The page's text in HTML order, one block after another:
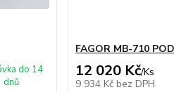
do 14
dnů
FAGOR MB-710
12 020 Kč/Ks
9 934 Kč bez DPH